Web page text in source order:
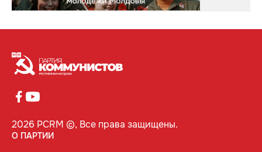
2026 PCRM ©, Все права защищены.
О ПАРТИИ